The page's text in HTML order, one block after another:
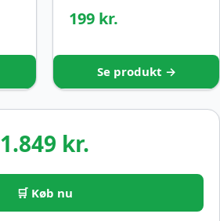
199 kr.
Se produkt →
1.849 kr.
🛒 Køb nu